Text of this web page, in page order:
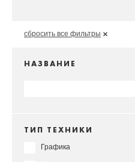
сбросить все фильтры
НАЗВАНИЕ
ТИП ТЕХНИКИ
Графика